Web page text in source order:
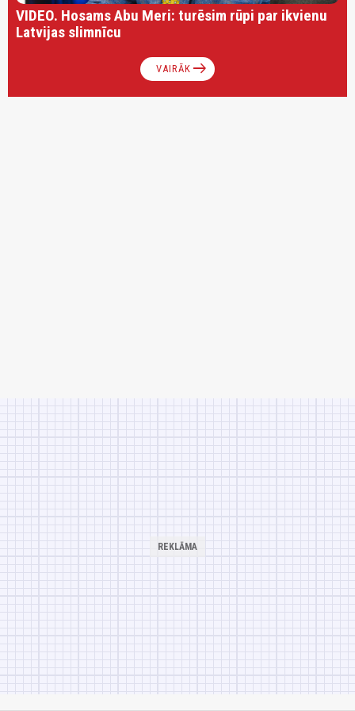
VIDEO. Hosams Abu Meri: turēsim rūpi par ikvienu
Latvijas slimnīcu
VAIRĀK arrow_right_alt